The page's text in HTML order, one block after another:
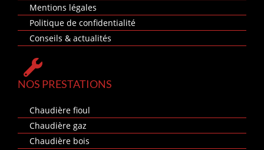
Mentions légales
Politique de confidentialité
Conseils & actualités
NOS PRESTATIONS
Chaudière fioul
Chaudière gaz
Chaudière bois